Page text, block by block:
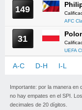
149
AFC
31
UEFA
A-C D-H I-L
Importante: por la manera en
no hay empates en el SPI.
decimales de 20 dígitos.